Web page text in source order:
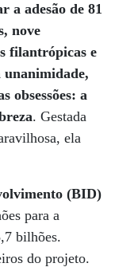
a adesão de 81
nove
filantrópicas e
unanimidade,
obsessões: a
. Gestada
ela
(BID)
para a
bilhões.
do projeto.